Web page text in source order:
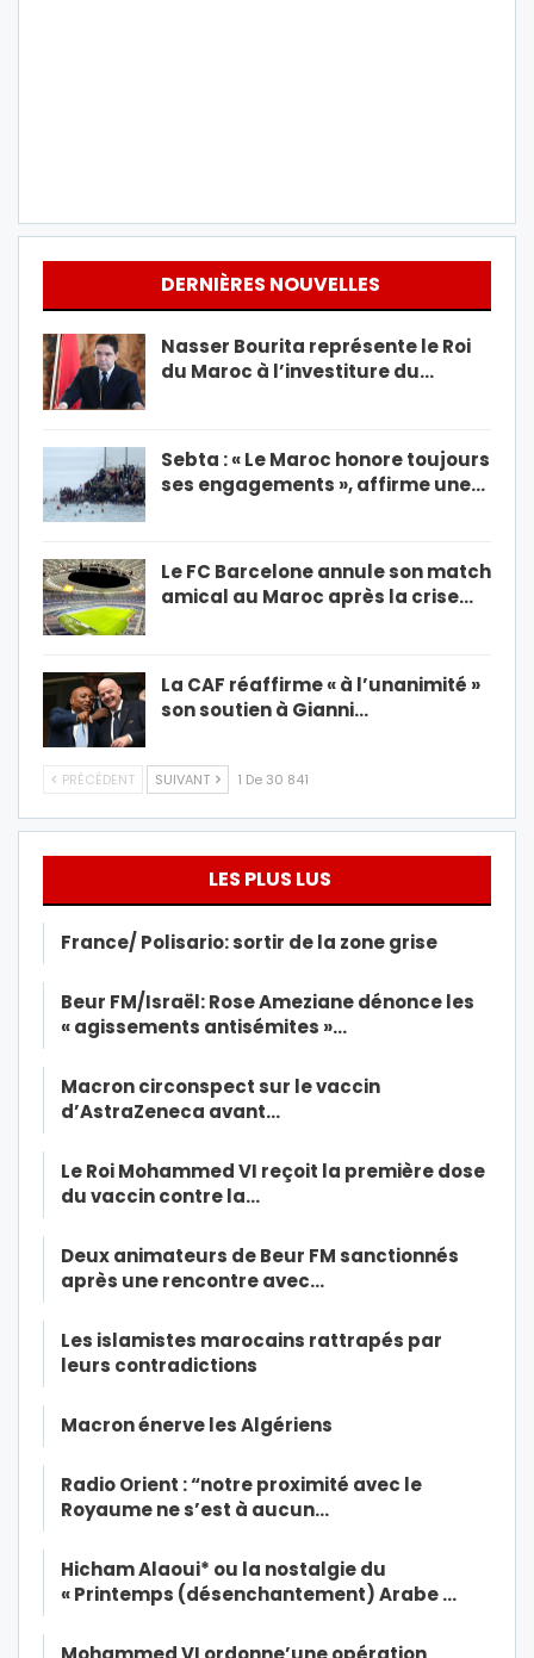
DERNIÈRES NOUVELLES
Nasser Bourita représente le Roi
du Maroc à l’investiture du…
Sebta : « Le Maroc honore toujours
ses engagements », affirme une…
Le FC Barcelone annule son match
amical au Maroc après la crise…
La CAF réaffirme « à l’unanimité »
son soutien à Gianni…
PRÉCÉDENT SUIVANT 1 De 30 841
LES PLUS LUS
France/ Polisario: sortir de la zone grise
Beur FM/Israël: Rose Ameziane dénonce les
« agissements antisémites »…
Macron circonspect sur le vaccin
d’AstraZeneca avant…
Le Roi Mohammed VI reçoit la première dose
du vaccin contre la…
Deux animateurs de Beur FM sanctionnés
après une rencontre avec…
Les islamistes marocains rattrapés par
leurs contradictions
Macron énerve les Algériens
Radio Orient : “notre proximité avec le
Royaume ne s’est à aucun…
Hicham Alaoui* ou la nostalgie du
« Printemps (désenchantement) Arabe …